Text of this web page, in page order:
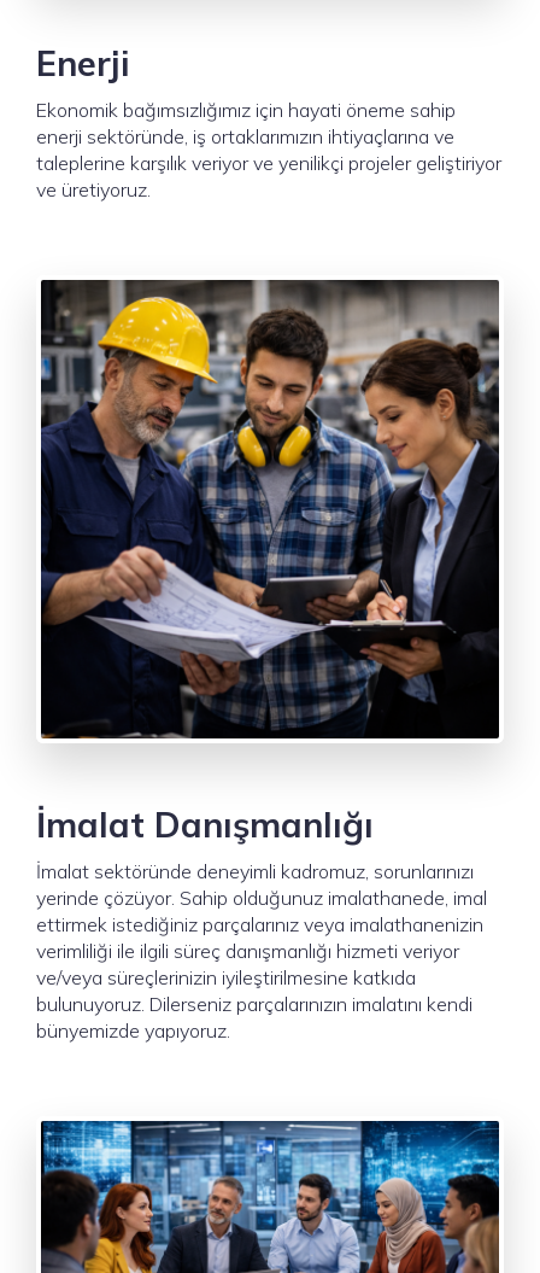
Enerji
Ekonomik bağımsızlığımız için hayati öneme sahip
enerji sektöründe, iş ortaklarımızın ihtiyaçlarına ve
taleplerine karşılık veriyor ve yenilikçi projeler geliştiriyor
ve üretiyoruz.
İmalat Danışmanlığı
İmalat sektöründe deneyimli kadromuz, sorunlarınızı
yerinde çözüyor. Sahip olduğunuz imalathanede, imal
ettirmek istediğiniz parçalarınız veya imalathanenizin
verimliliği ile ilgili süreç danışmanlığı hizmeti veriyor
ve/veya süreçlerinizin iyileştirilmesine katkıda
bulunuyoruz. Dilerseniz parçalarınızın imalatını kendi
bünyemizde yapıyoruz.